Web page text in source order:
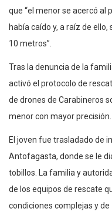
que “el menor se acercó al
había caído y, a raíz de
10 metros”.
Tras la denuncia de la
activó el protocolo de
de drones de Carabineros
menor con mayor precisión.
El joven fue trasladado de
Antofagasta, donde se le
tobillos. La familia y
de los equipos de rescate
condiciones complejas y de